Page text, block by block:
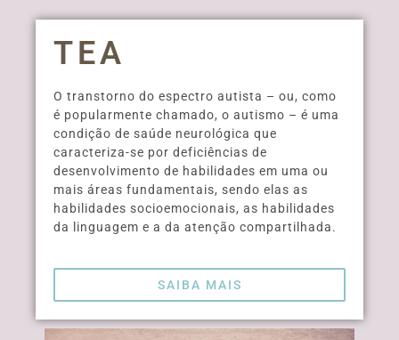
TEA
O transtorno do espectro autista – ou, como
é popularmente chamado, o autismo – é uma
condição de saúde neurológica que
caracteriza-se por deficiências de
desenvolvimento de habilidades em uma ou
mais áreas fundamentais, sendo elas as
habilidades socioemocionais, as habilidades
da linguagem e a da atenção compartilhada.
SAIBA MAIS